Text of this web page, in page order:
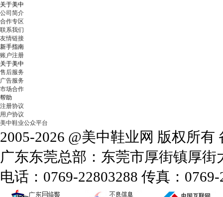
关于美中
公司简介
合作专区
联系我们
友情链接
新手指南
账户注册
关于美中
售后服务
广告服务
市场合作
帮助
注册协议
用户协议
美中鞋业公众平台
2005-2026 @美中鞋业网 版权所有
广东东莞总部：东莞市厚街镇厚
电话：0769-22803288 传真：0769-